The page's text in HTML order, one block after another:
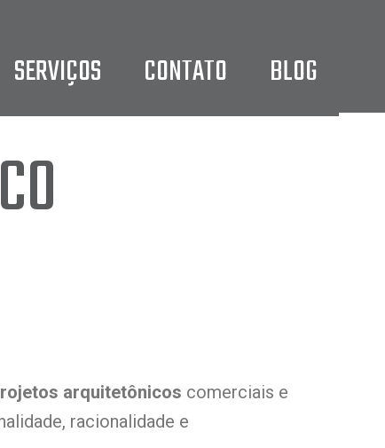
SERVIÇOS CONTATO BLOG
arquitetônicos comerciais e
racionalidade e